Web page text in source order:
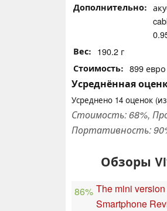
Дополнительно
Вес 190.2 г
Стоимость 899 евро
Усреднённая
Усреднено 14 оценок (из
Стоимость: 68%,
Портативность:
Обзоры
86% The mini
Smartphone